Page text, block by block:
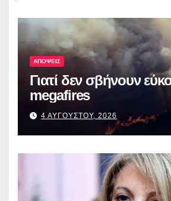
ΑΠΟΨΕΙΣ
Γιατί δεν σβήνουν
megafires
4 ΑΥΓΟΥΣΤΟΥ, 2026